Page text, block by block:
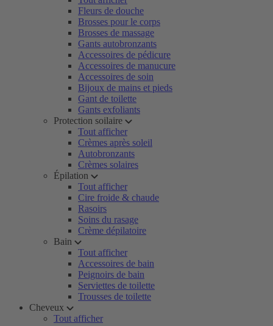
Fleurs de douche
Brosses pour le corps
Brosses de massage
Gants autobronzants
Accessoires de pédicure
Accessoires de manucure
Accessoires de soin
Bijoux de mains et pieds
Gant de toilette
Gants exfoliants
Protection soilaire
Tout afficher
Crèmes après soleil
Autobronzants
Crèmes solaires
Épilation
Tout afficher
Cire froide & chaude
Rasoirs
Soins du rasage
Crème dépilatoire
Bain
Tout afficher
Accessoires de bain
Peignoirs de bain
Serviettes de toilette
Trousses de toilette
Cheveux
Tout afficher